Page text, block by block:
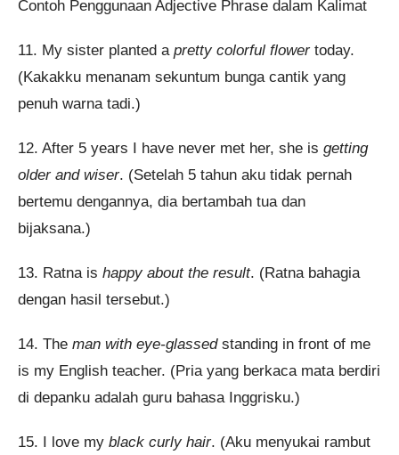
Contoh Penggunaan Adjective Phrase dalam Kalimat
11. My sister planted a pretty colorful flowertoday.
(Kakakku menanam sekuntum bunga cantik yang
penuh warna tadi.)
12. After 5 years I have never met her, she is getting
older and wiser. (Setelah 5 tahun aku tidak pernah
bertemu dengannya, dia bertambah tua dan
bijaksana.)
13. Ratna is happy about the result. (Ratna bahagia
dengan hasil tersebut.)
14. The man with eye-glassedstanding in front of me
is my English teacher. (Pria yang berkaca mata berdiri
di depanku adalah guru bahasa Inggrisku.)
15. I love my black curly hair. (Aku menyukai rambut